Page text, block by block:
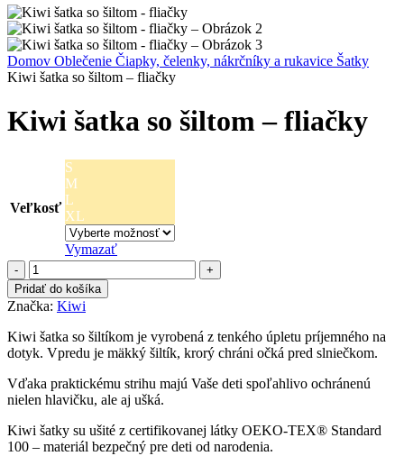
Domov Oblečenie Čiapky, čelenky, nákrčníky a rukavice Šatky
Kiwi šatka so šiltom – fliačky
Kiwi šatka so šiltom – fliačky
Veľkosť
S
M
L
XL
Vymazať
množstvo
Kiwi
šatka
šiltom
-
fliačky
Pridať do košíka
Značka: Kiwi
Kiwi šatka so šiltíkom je vyrobená z tenkého úpletu príjemného na
dotyk. Vpredu je mäkký šiltík, krorý chráni očká pred slniečkom.
Vďaka praktickému strihu majú Vaše deti spoľahlivo ochránenú
nielen hlavičku, ale aj ušká.
Kiwi šatky su ušité z certifikovanej látky OEKO-TEX® Standard
100 – materiál bezpečný pre deti od narodenia.